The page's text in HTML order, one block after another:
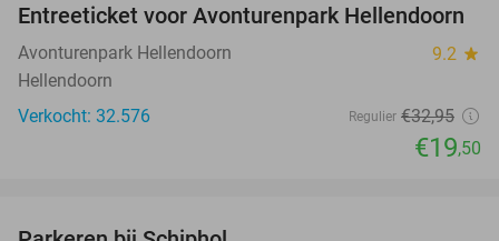
41%
Entreeticket voor Avonturenpark Hellendoorn
Avonturenpark Hellendoorn 9.2 star
Hellendoorn
Verkocht: 32.576
Regulier €32,95
€19,50